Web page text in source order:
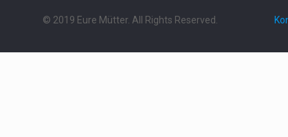
© 2019 Eure Mütter. All Rights Reserved.